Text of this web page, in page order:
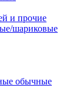
и прочие
шариковые
обычные